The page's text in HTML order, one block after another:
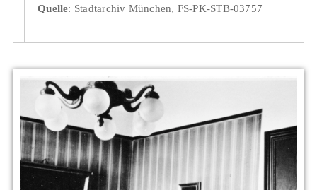
Quelle: Stadtarchiv München, FS-PK-STB-03757